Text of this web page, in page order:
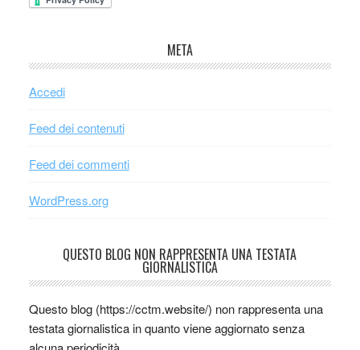
META
Accedi
Feed dei contenuti
Feed dei commenti
WordPress.org
QUESTO BLOG NON RAPPRESENTA UNA TESTATA
GIORNALISTICA
Questo blog (https://cctm.website/) non rappresenta una
testata giornalistica in quanto viene aggiornato senza